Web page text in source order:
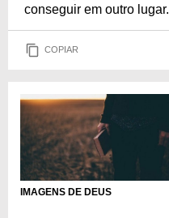
conseguir em outro lugar.
COPIAR
IMAGENS DE DEUS